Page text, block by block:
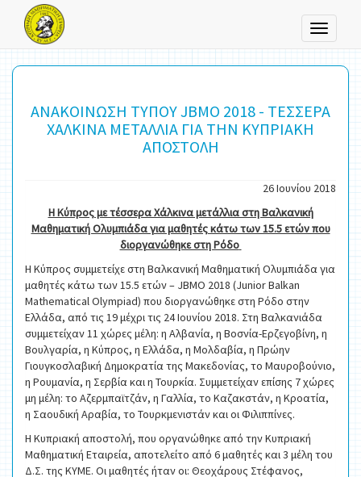
Toggle
ΑΝΑΚΟΙΝΩΣΗ ΤΥΠΟΥ JBMO 2018 - ΤΕΣΣΕΡΑ
ΧΑΛΚΙΝΑ ΜΕΤΑΛΛΙΑ ΓΙΑ ΤΗΝ ΚΥΠΡΙΑΚΗ
ΑΠΟΣΤΟΛΗ
26 Ιουνίου 2018
Η Κύπρος με τέσσερα Χάλκινα μετάλλια στη Βαλκανική
Μαθηματική Ολυμπιάδα για μαθητές κάτω των 15.5 ετών που
διοργανώθηκε στη Ρόδο
Η Κύπρος συμμετείχε στη Βαλκανική Μαθηματική Ολυμπιάδα για
μαθητές κάτω των 15.5 ετών – JBMO 2018 (Junior Balkan
Mathematical Olympiad) που διοργανώθηκε στη Ρόδο στην
Ελλάδα, από τις 19 μέχρι τις 24 Ιουνίου 2018. Στη Βαλκανιάδα
συμμετείχαν 11 χώρες μέλη: η Αλβανία, η Βοσνία-Ερζεγοβίνη, η
Βουλγαρία, η Κύπρος, η Ελλάδα, η Μολδαβία, η Πρώην
Γιουγκοσλαβική Δημοκρατία της Μακεδονίας, το Μαυροβούνιο,
η Ρουμανία, η Σερβία και η Τουρκία. Συμμετείχαν επίσης 7 χώρες
μη μέλη: το Αζερμπαϊτζάν, η Γαλλία, το Καζακστάν, η Κροατία,
η Σαουδική Αραβία, το Τουρκμενιστάν και οι Φιλιππίνες.
Η Κυπριακή αποστολή, που οργανώθηκε από την Κυπριακή
Μαθηματική Εταιρεία, αποτελείτο από 6 μαθητές και 3 μέλη του
Δ.Σ. της ΚΥΜΕ. Οι μαθητές ήταν οι: Θεοχάρους Στέφανος,